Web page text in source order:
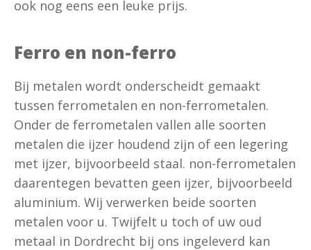
ook nog eens een leuke prijs.
Ferro en non-ferro
Bij metalen wordt onderscheidt gemaakt
tussen ferrometalen en non-ferrometalen.
Onder de ferrometalen vallen alle soorten
metalen die ijzer houdend zijn of een legering
met ijzer, bijvoorbeeld staal. non-ferrometalen
daarentegen bevatten geen ijzer, bijvoorbeeld
aluminium. Wij verwerken beide soorten
metalen voor u. Twijfelt u toch of uw oud
metaal in Dordrecht bij ons ingeleverd kan